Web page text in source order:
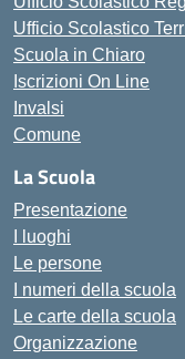
Ufficio Scolastico
Scuola in Chiaro
Iscrizioni On Line
Invalsi
Comune
La Scuola
Presentazione
I luoghi
Le persone
I numeri della scuola
Le carte della scuola
Organizzazione